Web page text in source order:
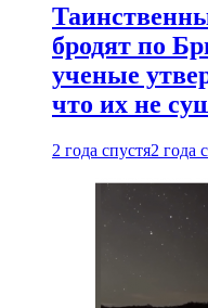
бродят по
ученые
что их не
2 года спустя2 года